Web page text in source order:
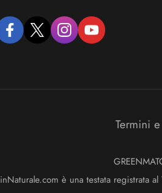
facebooktwitter instagramyoutube
Termini
inNaturale.com è una testata registrata